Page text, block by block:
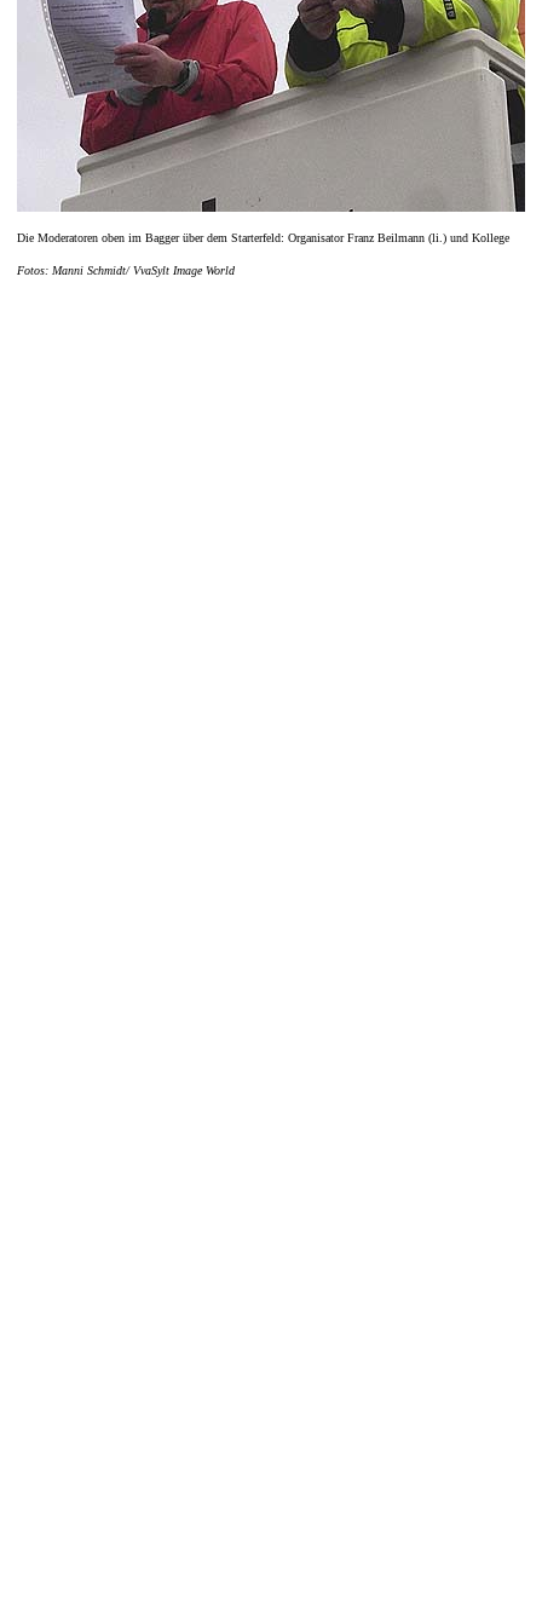
Die Moderatoren oben im Bagger über dem Starterfeld: Organisator Franz Beilmann (li.) und Kollege
Fotos: Manni Schmidt/ VvaSylt Image World